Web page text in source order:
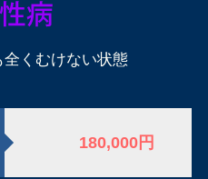
くむけない状態
180,000円